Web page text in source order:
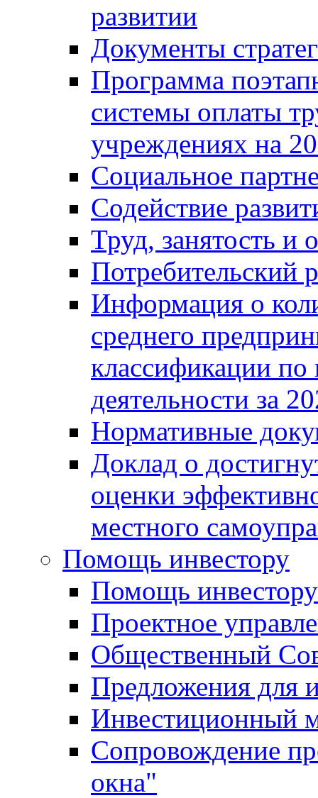
развитии
Документы
Программа
системы оплаты
учреждениях на
Социальное
Содействие
Труд, занятость и
Потребительский
Информация о
среднего
классификации
деятельности за
Нормативные
Доклад о
оценки
местного
Помощь инвестору
Помощь инвестору
Проектное
Общественный
Предложения для
Инвестиционный
Сопровождение
окна"